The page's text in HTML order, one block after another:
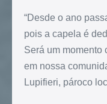
“Desde o ano
pois a capela é
Será um momento
em nossa
Lupifieri, pároco